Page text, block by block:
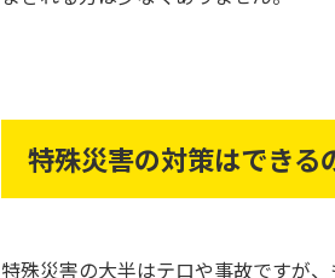
特殊災害の対策はできる
特殊災害の大半はテロや事故ですが